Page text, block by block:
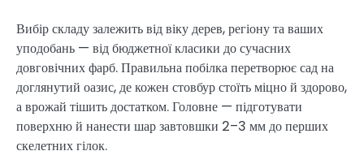
Вибір складу залежить від віку дерев, регіону та ваших
уподобань — від бюджетної класики до сучасних
довговічних фарб. Правильна побілка перетворює сад на
доглянутий оазис, де кожен стовбур стоїть міцно й здорово,
а врожай тішить достатком. Головне — підготувати
поверхню й нанести шар завтовшки 2–3 мм до перших
скелетних гілок.